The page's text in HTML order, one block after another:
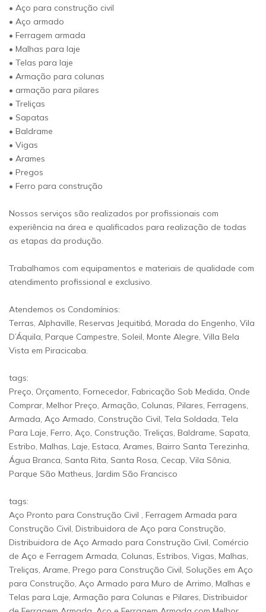
• Aço para construção civil
• Aço armado
• Ferragem armada
• Malhas para laje
• Telas para laje
• Armação para colunas
• armação para pilares
• Treliças
• Sapatas
• Baldrame
• Vigas
• Arames
• Pregos
• Ferro para construção
Nossos serviços são realizados por profissionais com
experiência na área e qualificados para realização de todas
as etapas da produção.
Trabalhamos com equipamentos e materiais de qualidade com
atendimento profissional e exclusivo.
Atendemos os Condomínios:
Terras, Alphaville, Reservas Jequitibá, Morada do Engenho, Vila
D’Áquila, Parque Campestre, Soleil, Monte Alegre, Villa Bela
Vista em Piracicaba.
tags:
Preço, Orçamento, Fornecedor, Fabricação Sob Medida, Onde
Comprar, Melhor Preço, Armação, Colunas, Pilares, Ferragens,
Armada, Aço Armado, Construção Civil, Tela Soldada, Tela
Para Laje, Ferro, Aço, Construção, Treliças, Baldrame, Sapata,
Estribo, Malhas, Laje, Estaca, Arames, Bairro Santa Terezinha,
Água Branca, Santa Rita, Santa Rosa, Cecap, Vila Sônia,
Parque São Matheus, Jardim São Francisco
tags:
Aço Pronto para Construção Civil , Ferragem Armada para
Construção Civil, Distribuidora de Aço para Construção,
Distribuidora de Aço Armado para Construção Civil, Comércio
de Aço e Ferragem Armada, Colunas, Estribos, Vigas, Malhas,
Treliças, Arame, Prego para Construção Civil, Soluções em Aço
para Construção, Aço Armado para Muro de Arrimo, Malhas e
Telas para Laje, Armação para Colunas e Pilares, Distribuidor